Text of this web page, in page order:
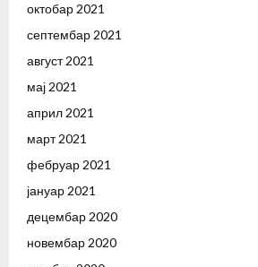
октобар 2021
септембар 2021
август 2021
мај 2021
април 2021
март 2021
фебруар 2021
јануар 2021
децембар 2020
новембар 2020